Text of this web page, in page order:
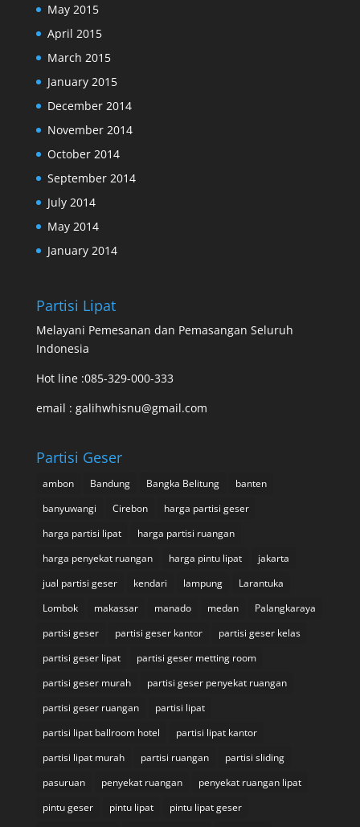
May 2015
April 2015
March 2015
January 2015
December 2014
November 2014
October 2014
September 2014
July 2014
May 2014
January 2014
Partisi Lipat
Melayani Pemesanan dan Pemasangan Seluruh
Indonesia
Hot line :085-329-000-333
email : galihwhisnu@gmail.com
Partisi Geser
ambon Bandung Bangka Belitung
banten
banyuwangi
Cirebon
harga partisi geser
harga partisi lipat
harga partisi ruangan
harga penyekat ruangan
harga pintu lipat
jakarta
jual partisi geser
kendari lampung
Larantuka
Lombok
makassar manado medan
Palangkaraya
partisi geser
partisi geser kantor
partisi geser kelas
partisi geser lipat
partisi geser metting room
partisi geser murah
partisi geser penyekat ruangan
partisi geser ruangan
partisi lipat
partisi lipat ballroom hotel
partisi lipat kantor
partisi lipat murah
partisi ruangan
partisi sliding
pasuruan
penyekat ruangan
penyekat ruangan lipat
pintu geser
pintu lipat
pintu lipat geser